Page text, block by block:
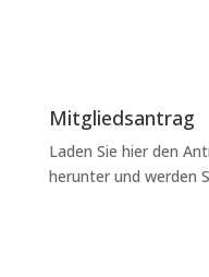
Mitgliedsantrag
Laden Sie hier den
herunter und werden